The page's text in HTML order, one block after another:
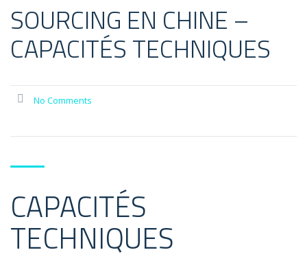
SOURCING EN CHINE –
CAPACITÉS TECHNIQUES
No Comments
CAPACITÉS
TECHNIQUES